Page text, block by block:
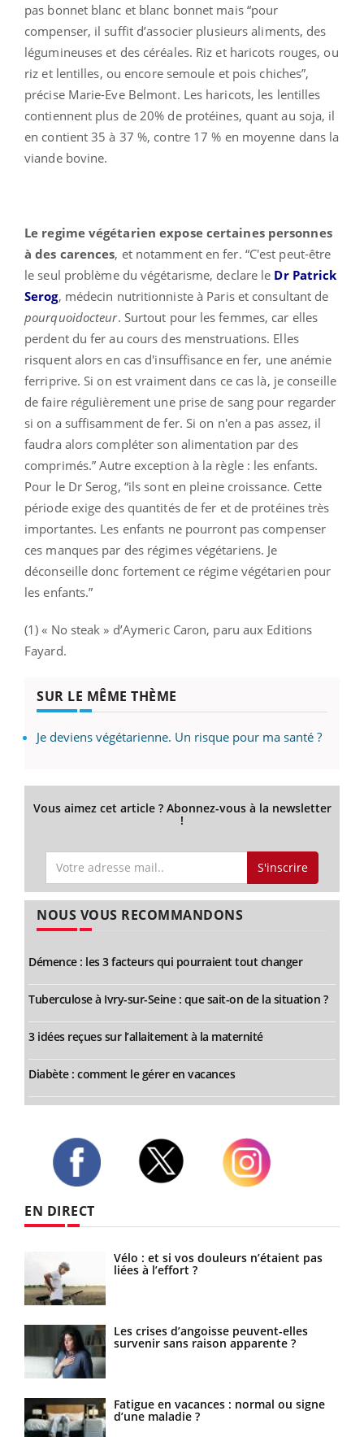
pas bonnet blanc et blanc bonnet mais “pour
compenser, il suffit d’associer plusieurs aliments, des
légumineuses et des céréales. Riz et haricots rouges, ou
riz et lentilles, ou encore semoule et pois chiches”,
précise Marie-Eve Belmont. Les haricots, les lentilles
contiennent plus de 20% de protéines, quant au soja, il
en contient 35 à 37 %, contre 17 % en moyenne dans la
viande bovine.
Le regime végétarien expose certaines personnes
à des carences, et notamment en fer. “C'est peut-être
le seul problème du végétarisme, declare le Dr Patrick
Serog, médecin nutritionniste à Paris et consultant de
pourquoidocteur. Surtout pour les femmes, car elles
perdent du fer au cours des menstruations. Elles
risquent alors en cas d'insuffisance en fer, une anémie
ferriprive. Si on est vraiment dans ce cas là, je conseille
de faire régulièrement une prise de sang pour regarder
si on a suffisamment de fer. Si on n'en a pas assez, il
faudra alors compléter son alimentation par des
comprimés.” Autre exception à la règle : les enfants.
Pour le Dr Serog, “ils sont en pleine croissance. Cette
période exige des quantités de fer et de protéines très
importantes. Les enfants ne pourront pas compenser
ces manques par des régimes végétariens. Je
déconseille donc fortement ce régime végétarien pour
les enfants.”
(1) « No steak » d’Aymeric Caron, paru aux Editions
Fayard.
SUR LE MÊME THÈME
Je deviens végétarienne. Un risque pour ma santé ?
Vous aimez cet article ? Abonnez-vous à la newsletter
!
S'inscrire
NOUS VOUS RECOMMANDONS
Démence : les 3 facteurs qui pourraient tout changer
Tuberculose à Ivry-sur-Seine : que sait-on de la situation ?
3 idées reçues sur l’allaitement à la maternité
Diabète : comment le gérer en vacances
EN DIRECT
Vélo : et si vos douleurs n’étaient pas
liées à l’effort ?
Les crises d’angoisse peuvent-elles
survenir sans raison apparente ?
Fatigue en vacances : normal ou signe
d’une maladie ?